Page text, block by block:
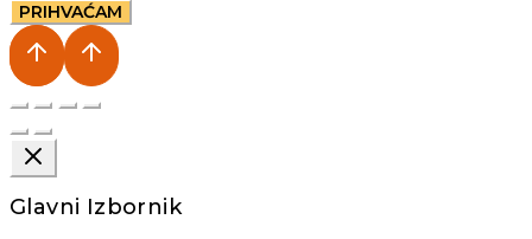
PRIHVAĆAM
Glavni Izbornik